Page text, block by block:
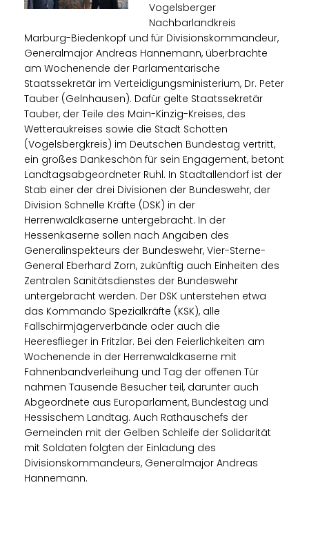
Vogelsberger
Nachbarlandkreis
Marburg-Biedenkopf und für Divisionskommandeur,
Generalmajor Andreas Hannemann, überbrachte
am Wochenende der Parlamentarische
Staatssekretär im Verteidigungsministerium, Dr. Peter
Tauber (Gelnhausen). Dafür gelte Staatssekretär
Tauber, der Teile des Main-Kinzig-Kreises, des
Wetteraukreises sowie die Stadt Schotten
(Vogelsbergkreis) im Deutschen Bundestag vertritt,
ein großes Dankeschön für sein Engagement, betont
Landtagsabgeordneter Ruhl. In Stadtallendorf ist der
Stab einer der drei Divisionen der Bundeswehr, der
Division Schnelle Kräfte (DSK) in der
Herrenwaldkaserne untergebracht. In der
Hessenkaserne sollen nach Angaben des
Generalinspekteurs der Bundeswehr, Vier-Sterne-
General Eberhard Zorn, zukünftig auch Einheiten des
Zentralen Sanitätsdienstes der Bundeswehr
untergebracht werden. Der DSK unterstehen etwa
das Kommando Spezialkräfte (KSK), alle
Fallschirmjägerverbände oder auch die
Heeresflieger in Fritzlar. Bei den Feierlichkeiten am
Wochenende in der Herrenwaldkaserne mit
Fahnenbandverleihung und Tag der offenen Tür
nahmen Tausende Besucher teil, darunter auch
Abgeordnete aus Europarlament, Bundestag und
Hessischem Landtag. Auch Rathauschefs der
Gemeinden mit der Gelben Schleife der Solidarität
mit Soldaten folgten der Einladung des
Divisionskommandeurs, Generalmajor Andreas
Hannemann.